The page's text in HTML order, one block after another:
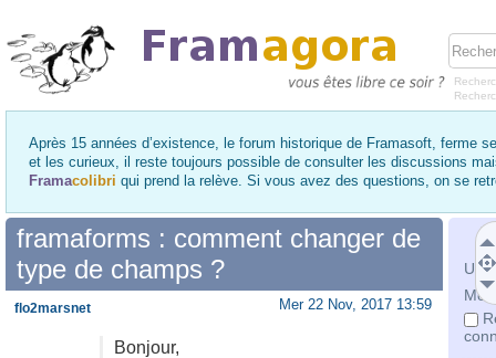
Après 15 années d’existence, le forum historique de Framasoft, ferme
et les curieux, il reste toujours possible de consulter les discussions
Framacolibri qui prend la relève. Si vous avez des questions, on se
Mot
framaforms : comment changer de
type de champs ?
Mer 22 Nov, 2017 13:59
Bonjour,
flo2marsnet